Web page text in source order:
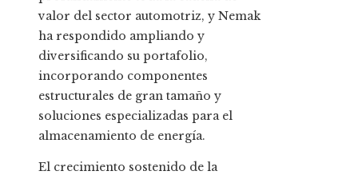
valor del sector automotriz, y Nemak
ha respondido ampliando y
diversificando su portafolio,
incorporando componentes
estructurales de gran tamaño y
soluciones especializadas para el
almacenamiento de energía.
El crecimiento sostenido de la